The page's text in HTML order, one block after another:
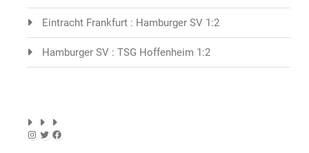
Eintracht Frankfurt : Hamburger SV 1:2
Hamburger SV : TSG Hoffenheim 1:2
Instagram
TwitterFacebook